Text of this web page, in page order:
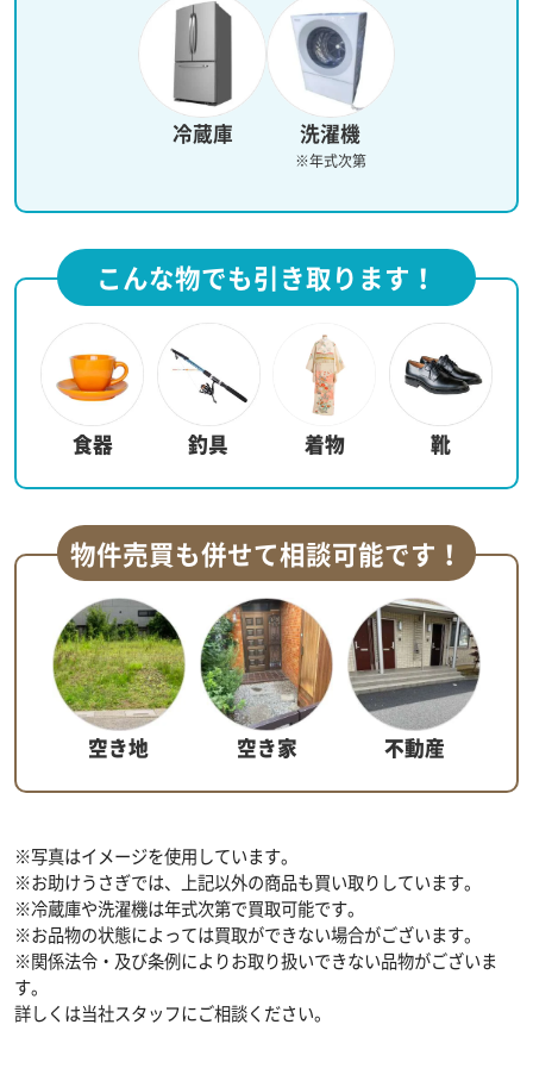
冷蔵庫 洗濯機
※年式次第
こんな物でも引き取ります！
食器 釣具 着物 靴
物件売買も併せて相談可能です！
空き地 空き家 不動産
※写真はイメージを使用しています。
※お助けうさぎでは、上記以外の商品も買い取りしています。
※冷蔵庫や洗濯機は年式次第で買取可能です。
※お品物の状態によっては買取ができない場合がございます。
※関係法令・及び条例によりお取り扱いできない品物がございま
す。
詳しくは当社スタッフにご相談ください。